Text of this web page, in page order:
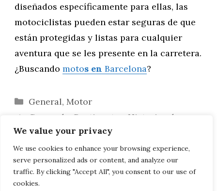
We value your privacy
We use cookies to enhance your browsing experience,
serve personalized ads or content, and analyze our
traffic. By clicking "Accept All", you consent to our use of
cookies.
diseñados específicamente para ellas, las
motociclistas pueden estar seguras de que
están protegidas y listas para cualquier
aventura que se les presente en la carretera.
¿Buscando motos en Barcelona?
Categorías
General, Motor
Cruzando Continentes: Historias de
Viajes Épicos en Moto
Desafiando Estereotipos: Mujeres en
Competiciones de Motociclismo